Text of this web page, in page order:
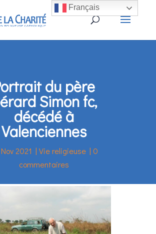
du père
Simon fc,
décédé à
Valenciennes
2021 |Vie religieuse | 0
commentaires
Français